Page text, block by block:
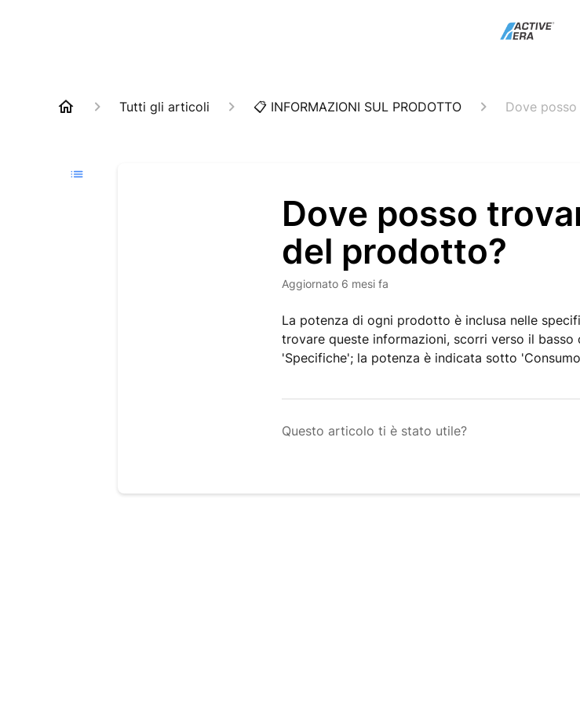
Tutti gli articoli 📋 INFORMAZIONI SUL PRODOTTO Dove
Dove posso
del prodotto?
Aggiornato 6 mesi fa
La potenza di ogni prodotto è inclusa nelle
trovare queste informazioni, scorri verso il basso
'Specifiche'; la potenza è indicata sotto
Questo articolo ti è stato utile?